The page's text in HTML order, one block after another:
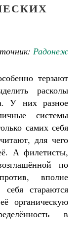
Радонеж
терзают
расколы
У них разное
системы
самих себя
для чего
А филетисты,
по
вполне
стараются
органическую
в
Победоносец. Научись у
святого
Котов